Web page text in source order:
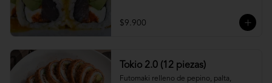
$9.900
Tokio 2.0 (12 piezas)
Futomaki relleno de pepino, palta,